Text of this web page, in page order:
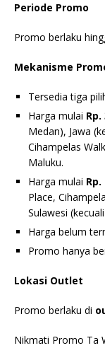
Periode Promo
Promo berlaku
Mekanisme
Tersedia tiga
Harga mulai Rp.
Medan), Jawa
Cihampelas
Maluku.
Harga mulai Rp.
Place,
Sulawesi
Harga belum
Promo hanya
Lokasi Outlet
Promo berlaku di
Nikmati Promo Ta